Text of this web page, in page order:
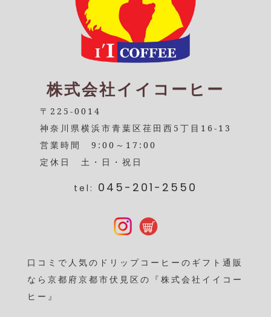
株式会社イイコーヒー
〒225-0014
神奈川県横浜市青葉区荏田西5丁目16-13
営業時間 9:00～17:00
定休日 土・日・祝日
tel: 045-201-2550
口コミで人気のドリップコーヒーのギフト通販
なら京都府京都市伏見区の『株式会社イイコー
ヒー』